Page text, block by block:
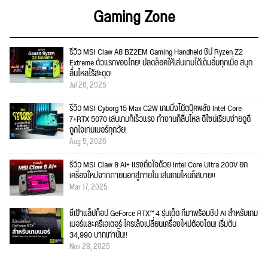
Gaming Zone
รีวิว MSI Claw A8 BZ2EM Gaming Handheld ชิป Ryzen Z2
Extreme ตัวแรกของไทย! ปลดล็อคให้เล่นเกมได้เต็มอิ่มทุกเมื่อ สนุก
ลื่นไหลไร้สะดุด!
Jul 26, 2025
รีวิว MSI Cyborg 15 Max C2W เกมมิ่งโน้ตบุ๊คพลัง Intel Core
7+RTX 5070 เล่นเกมก็เร็วแรง ทำงานก็ลื่นไหล ดีไซน์เรียบง่ายดูดี
ถูกใจเกมเมอร์ทุกวัย!
Aug 5, 2026
รีวิว MSI Claw 8 AI+ แรงถึงใจด้วย Intel Core Ultra 200V ยก
เครื่องใหม่จากภายนอกสู่ภายใน เล่นเกมไหนก็สบาย!!
Mar 17, 2025
ชี้เป้าแล็ปท็อป GeForce RTX™ 4 รุ่นเด็ด ที่มาพร้อมชิป AI สำหรับเกม
เมอร์และครีเอเตอร์ ใครเล็งเปลี่ยนเครื่องใหม่ต้องโดน! เริ่มต้น
34,990 บาทเท่านั้น!!
Nov 28, 2025